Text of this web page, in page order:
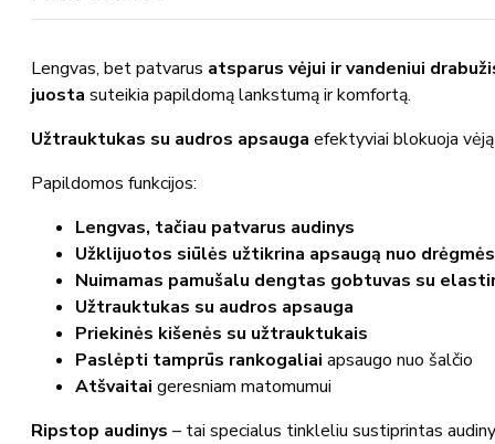
Lengvas, bet patvarus atsparus vėjui ir vandeniui
juosta suteikia papildomą lankstumą ir komfortą.
Užtrauktukas su audros apsauga efektyviai blokuoja
Papildomos funkcijos:
Lengvas, tačiau patvarus audinys
Užklijuotos siūlės užtikrina apsaugą nuo drėgmės
Nuimamas pamušalu dengtas gobtuvas su
Užtrauktukas su audros apsauga
Priekinės kišenės su užtrauktukais
Paslėpti tamprūs rankogaliai apsaugo nuo šalčio
Atšvaitai geresniam matomumui
Ripstop audinys – tai specialus tinkleliu sustiprintas